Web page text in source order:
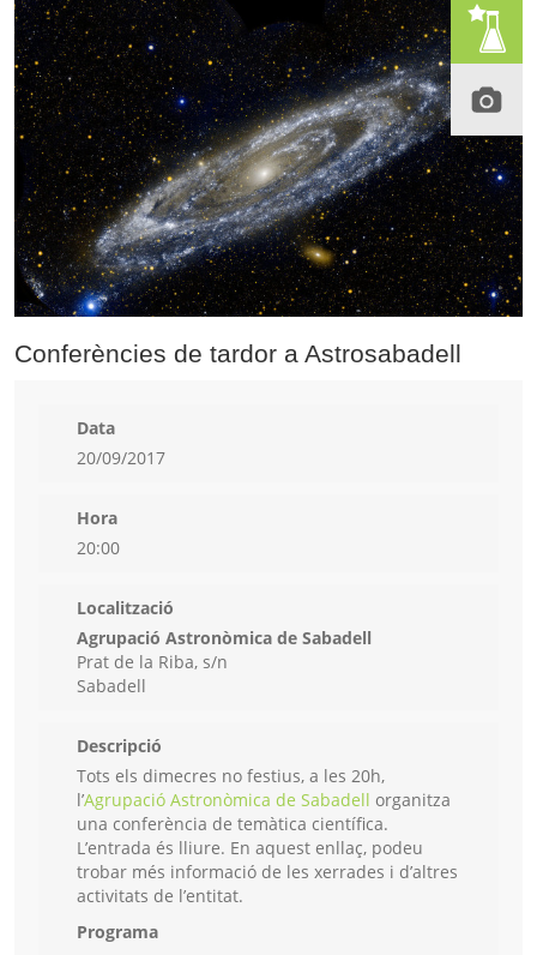
Conferències de tardor a Astrosabadell
Data
20/09/2017
Hora
20:00
Localització
Agrupació Astronòmica de Sabadell
Prat de la Riba, s/n
Sabadell
Descripció
Tots els dimecres no festius, a les 20h,
l’Agrupació Astronòmica de Sabadell organitza
una conferència de temàtica científica.
L’entrada és lliure. En aquest enllaç, podeu
trobar més informació de les xerrades i d’altres
activitats de l’entitat.
Programa